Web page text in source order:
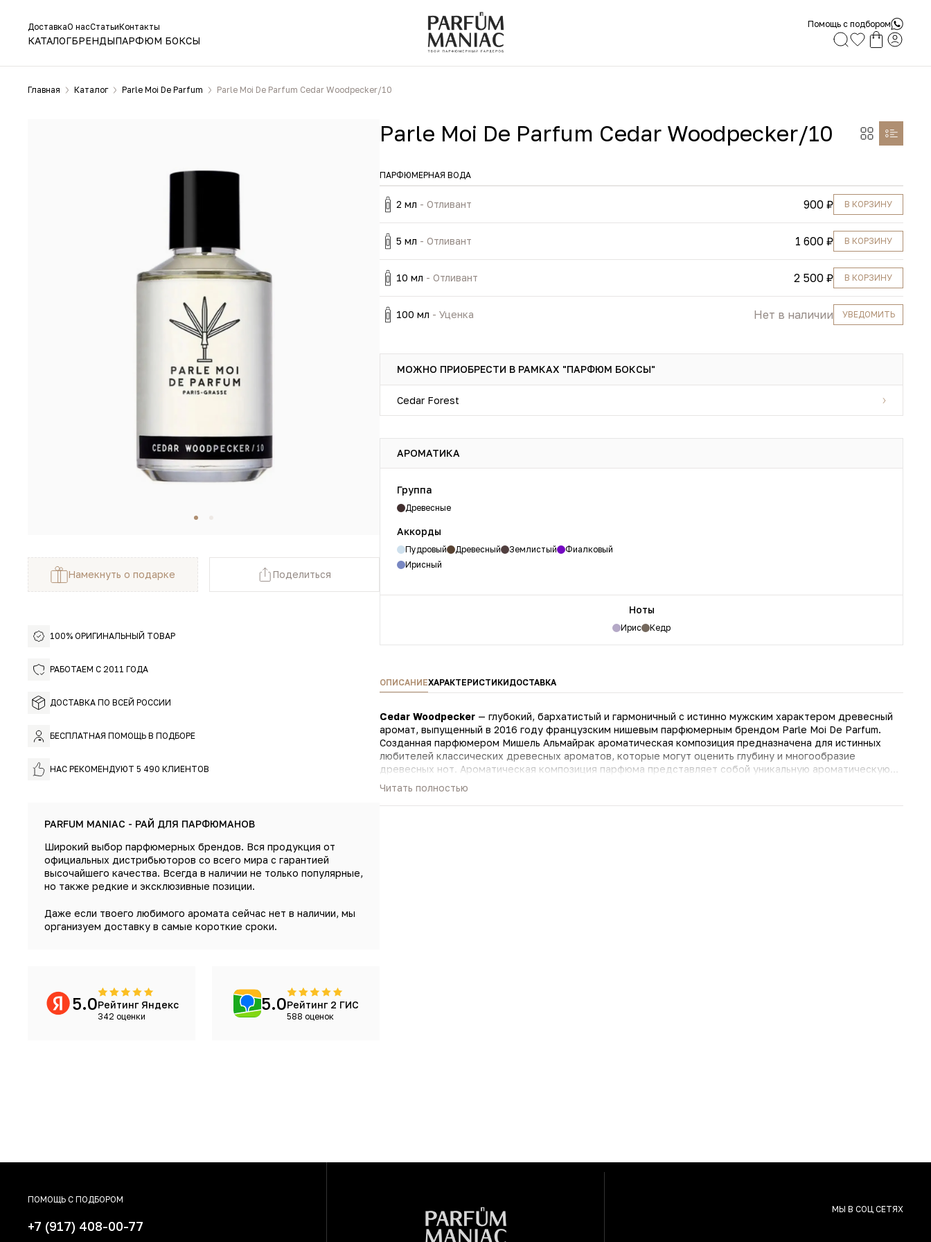
ДоставкаО насСтатьиКонтакты
КАТАЛОГБРЕНДЫПАРФЮМ БОКСЫ
Помощь с подбором
Главная Каталог Parle Moi De Parfum Parle Moi De Parfum Cedar Woodpecker/10
Намекнуть о подарке Поделиться
100% ОРИГИНАЛЬНЫЙ ТОВАР
РАБОТАЕМ С 2011 ГОДА
ДОСТАВКА ПО ВСЕЙ РОССИИ
БЕСПЛАТНАЯ ПОМОЩЬ В ПОДБОРЕ
НАС РЕКОМЕНДУЮТ 5 490 КЛИЕНТОВ
PARFUM MANIAC - РАЙ ДЛЯ ПАРФЮМАНОВ
Широкий выбор парфюмерных брендов. Вся продукция от
официальных дистрибьюторов со всего мира с гарантией
высочайшего качества. Всегда в наличии не только популярные,
но также редкие и эксклюзивные позиции.
Даже если твоего любимого аромата сейчас нет в наличии, мы
организуем доставку в самые короткие сроки.
5.0Рейтинг Яндекс
342 оценки
5.0Рейтинг 2 ГИС
588 оценок
Parle Moi De Parfum Cedar Woodpecker/10
ПАРФЮМЕРНАЯ ВОДА
2 мл - Отливант 900 ₽ В КОРЗИНУ
5 мл - Отливант 1 600 ₽ В КОРЗИНУ
10 мл - Отливант 2 500 ₽ В КОРЗИНУ
100 мл - Уценка Нет в наличии УВЕДОМИТЬ
МОЖНО ПРИОБРЕСТИ В РАМКАХ "ПАРФЮМ БОКСЫ"
Cedar Forest
АРОМАТИКА
Группа
Древесные
Аккорды
Пудровый Древесный Землистый
Фиалковый
Ирисный
Ноты
Ирис Кедр
ОПИСАНИЕХАРАКТЕРИСТИКИДОСТАВКА
Cedar Woodpecker — глубокий, бархатистый и гармоничный с истинно мужским характером древесный
аромат, выпущенный в 2016 году французским нишевым парфюмерным брендом Parle Moi De Parfum.
Созданная парфюмером Мишель Альмайрак ароматическая композиция предназначена для истинных
любителей классических древесных ароматов, которые могут оценить глубину и многообразие
древесных нот. Ароматическая композиция парфюма представляет собой уникальную ароматическую
смесь различных кедровых эссенций, благодаря чему парфюм обретает невероятно глубокий дымно-
хвойный, с легкими горьковато-сливочными акцентами запах могучего кедра. Пряно-пудровые ноты
ириса, переплетаясь с запахом древесины кедра, предает звучанию парфюма особую элегантность и
Читать полностью
ПОМОЩЬ С ПОДБОРОМ
+7 (917) 408-00-77
МЫ В СОЦ СЕТЯХ